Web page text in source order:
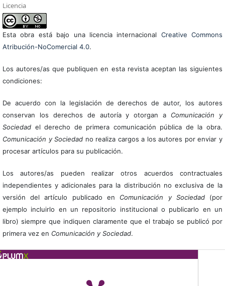
Licencia
Esta obra está bajo una licencia internacional Creative Commons
Atribución-NoComercial 4.0.
Los autores/as que publiquen en esta revista aceptan las siguientes
condiciones:
De acuerdo con la legislación de derechos de autor, los autores
conservan los derechos de autoría y otorgan a Comunicación y
Sociedadel derecho de primera comunicación pública de la obra.
Comunicación y Sociedad no realiza cargos a los autores por enviar y
procesar artículos para su publicación.
Los autores/as pueden realizar otros acuerdos contractuales
independientes y adicionales para la distribución no exclusiva de la
versión del artículo publicado en Comunicación y Sociedad(por
ejemplo incluirlo en un repositorio institucional o publicarlo en un
libro) siempre que indiquen claramente que el trabajo se publicó por
primera vez en Comunicación y Sociedad.